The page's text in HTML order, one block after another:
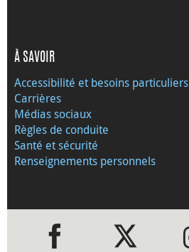
À SAVOIR
Accessibilité et besoins particuliers
Carrières
Médias sociaux
Règles de conduite
Santé et sécurité
Renseignements personnels